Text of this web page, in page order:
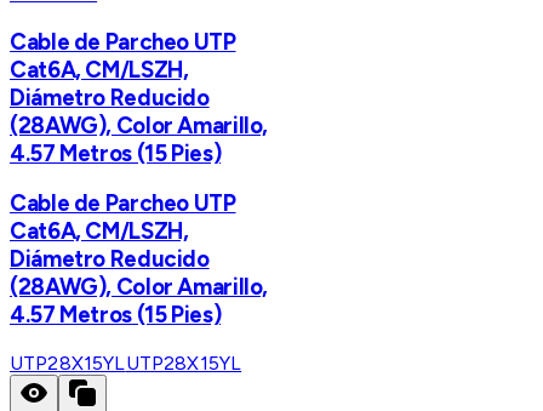
Cable de Parcheo UTP
Cat6A, CM/LSZH,
Diámetro Reducido
(28AWG), Color Amarillo,
4.57 Metros (15 Pies)
Cable de Parcheo UTP
Cat6A, CM/LSZH,
Diámetro Reducido
(28AWG), Color Amarillo,
4.57 Metros (15 Pies)
UTP28X15YLUTP28X15YL